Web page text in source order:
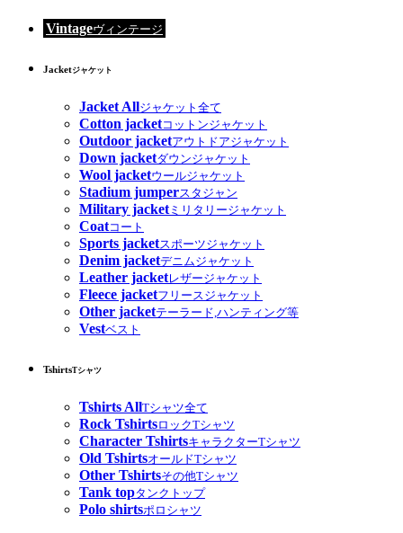
Vintageヴィンテージ
Jacketジャケット
Jacket Allジャケット全て
Cotton jacketコットンジャケット
Outdoor jacketアウトドアジャケット
Down jacketダウンジャケット
Wool jacketウールジャケット
Stadium jumperスタジャン
Military jacketミリタリージャケット
Coatコート
Sports jacketスポーツジャケット
Denim jacketデニムジャケット
Leather jacketレザージャケット
Fleece jacketフリースジャケット
Other jacketテーラード,ハンティング等
Vestベスト
TshirtsTシャツ
Tshirts AllTシャツ全て
Rock TshirtsロックTシャツ
Character TshirtsキャラクターTシャツ
Old TshirtsオールドTシャツ
Other Tshirtsその他Tシャツ
Tank topタンクトップ
Polo shirtsポロシャツ